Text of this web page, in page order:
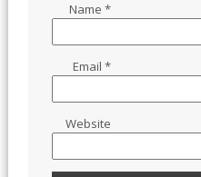
Name*
Email*
Website